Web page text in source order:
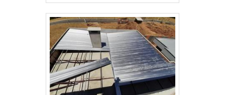
pela segurança, qualidade e integridade das
estruturas durante a montagem. Contratante:
Disponibilizar fundações, acessos e apoiar
as liberações necessárias.